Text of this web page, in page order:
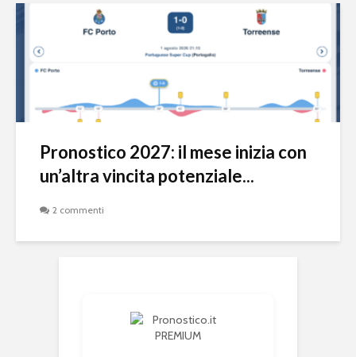
Pronostico 2027: il mese inizia con
un’altra vincita potenziale...
2 commenti